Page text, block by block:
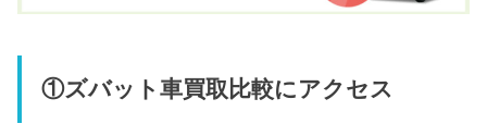
①ズバット車買取比較にアクセス